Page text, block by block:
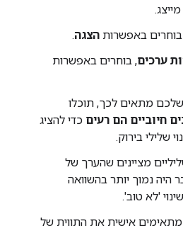
באפשרותהצגה.
, בוחרים באפשרות
מתאים לכך, תוכלו
הם רעיםכדי להציג
בירוק.
מציינים שהערך של
נמוך יותר בהשוואה
'לא טוב'.
אישית את התווית של